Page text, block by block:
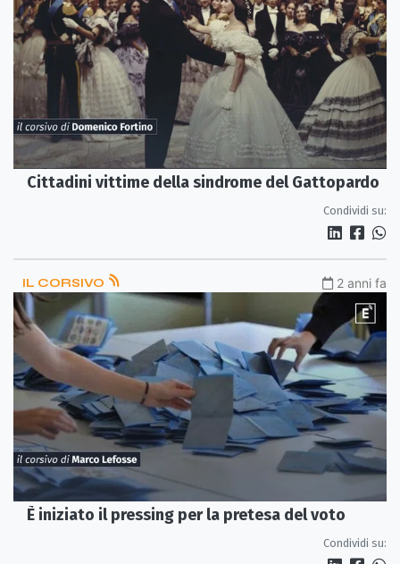
Cittadini vittime della sindrome del Gattopardo
Condividi su:
IL CORSIVO 2 anni fa
È iniziato il pressing per la pretesa del voto
Condividi su: